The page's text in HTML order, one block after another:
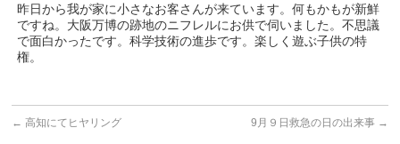
昨日から我が家に小さなお客さんが来ています。何もかもが新鮮
ですね。大阪万博の跡地のニフレルにお供で伺いました。不思議
で面白かったです。科学技術の進歩です。楽しく遊ぶ子供の特
権。
← 高知にてヒヤリング 9月９日救急の日の出来事 →